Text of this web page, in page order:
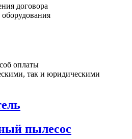
договора
оплаты
так и юридическими
пылесос